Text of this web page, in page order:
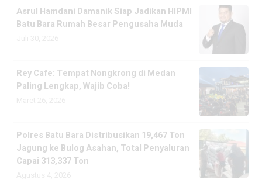
Asrul Hamdani Damanik Siap Jadikan HIPMI
Batu Bara Rumah Besar Pengusaha Muda
Rey Cafe: Tempat Nongkrong di Medan
Paling Lengkap, Wajib Coba!
Polres Batu Bara Distribusikan 19,467 Ton
Jagung ke Bulog Asahan, Total Penyaluran
Capai 313,337 Ton